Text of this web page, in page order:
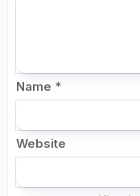
Name *
Website